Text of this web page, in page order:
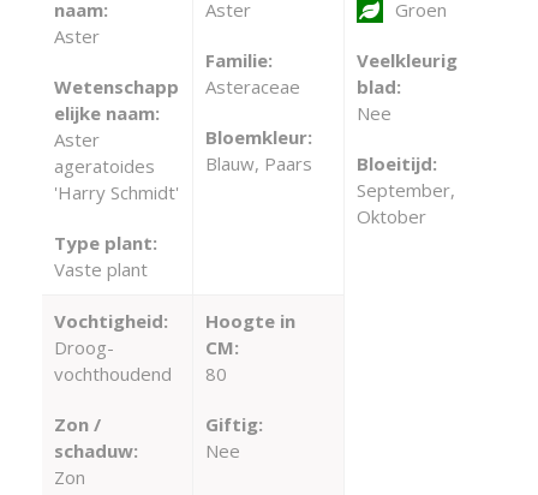
naam:
Aster
Wetenschapp
elijke naam:
Aster
ageratoides
'Harry Schmidt'
Type plant:
Vaste plant
Aster
Familie:
Asteraceae
Bloemkleur:
Blauw, Paars
Groen
Veelkleurig
blad:
Nee
Bloeitijd:
September,
Oktober
Vochtigheid:
Droog-
vochthoudend
Zon /
schaduw:
Zon
Hoogte in
CM:
80
Giftig:
Nee